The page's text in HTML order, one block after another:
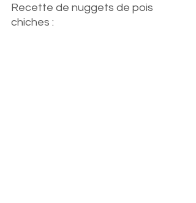
Recette de nuggets de pois
chiches :